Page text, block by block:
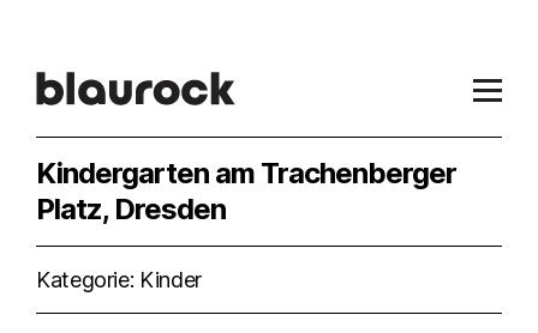
Kindergarten am Trachenberger
Platz, Dresden
Kategorie: Kinder